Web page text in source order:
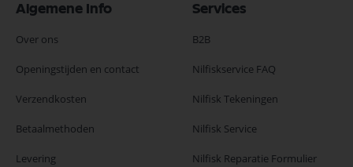
Algemene Info
Over ons
Openingstijden en contact
Verzendkosten
Betaalmethoden
Levering
Services
B2B
Nilfiskservice FAQ
Nilfisk Tekeningen
Nilfisk Service
Nilfisk Reparatie Formulier